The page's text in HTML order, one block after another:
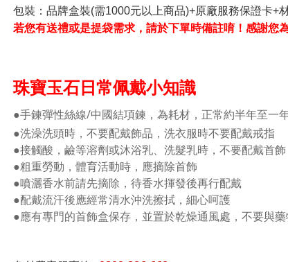
包裝：品牌盒裝(需1000元以上商品)+原廠服務保證卡+
若您有送禮或是提袋需求，請於下單時備註唷！感謝您
珠寶玉石日常佩戴小知識
●手鍊彈性絲線/中國結項鍊，為耗材，正常約半年至一
●洗澡洗頭時，不要配戴飾品，洗衣服時不要配戴戒指
●接觸酸，鹼等溶劑或沐浴乳、洗髮乳時，不要配戴首飾
●粗重勞動，體育活動時，應摘除首飾
●噴灑香水前請先摘除，待香水揮發後再行配戴
●配戴流汗後應經常清水沖洗擦拭，細心呵護
●應有專門的首飾盒保存，並置於乾燥通風處，不要與